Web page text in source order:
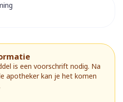
is een voorschrift nodig. Na
apotheker kan je het komen